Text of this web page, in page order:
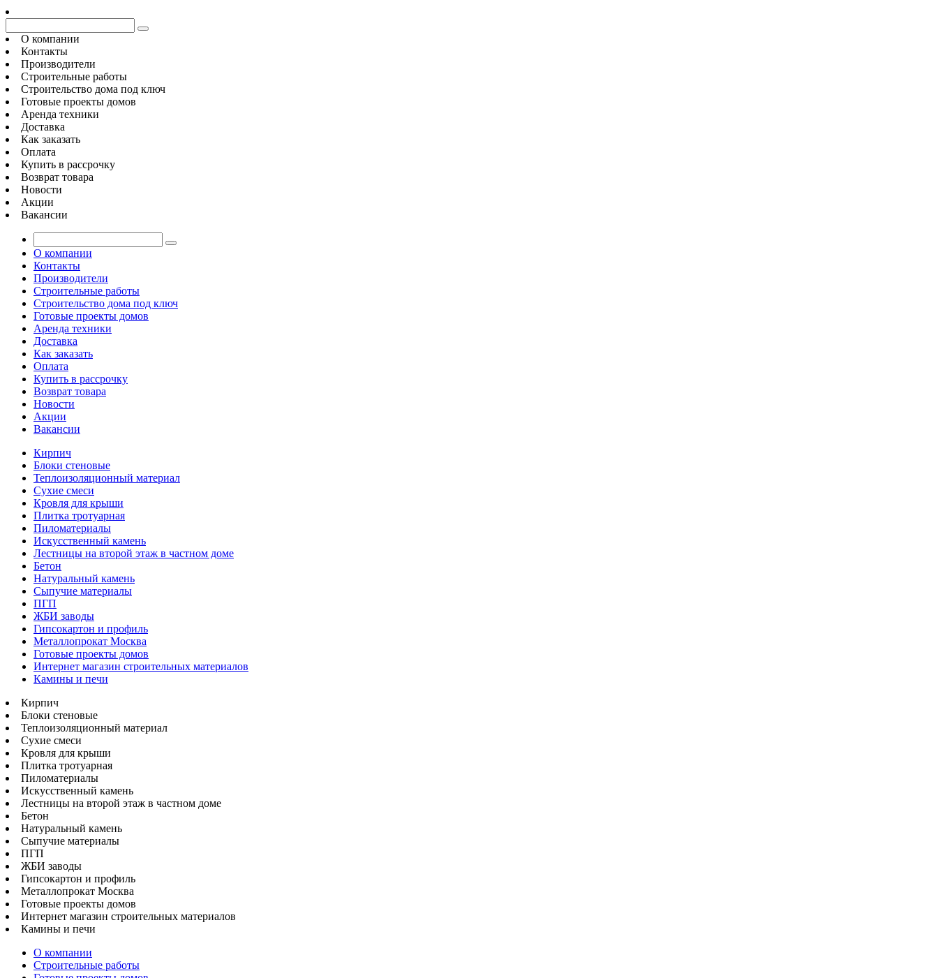
О компании
Контакты
Производители
Строительные работы
Строительство дома под ключ
Готовые проекты домов
Аренда техники
Доставка
Как заказать
Оплата
Купить в рассрочку
Возврат товара
Новости
Акции
Вакансии
О компании
Контакты
Производители
Строительные работы
Строительство дома под ключ
Готовые проекты домов
Аренда техники
Доставка
Как заказать
Оплата
Купить в рассрочку
Возврат товара
Новости
Акции
Вакансии
Кирпич
Блоки стеновые
Теплоизоляционный материал
Сухие смеси
Кровля для крыши
Плитка тротуарная
Пиломатериалы
Искусственный камень
Лестницы на второй этаж в частном доме
Бетон
Натуральный камень
Сыпучие материалы
ПГП
ЖБИ заводы
Гипсокартон и профиль
Металлопрокат Москва
Готовые проекты домов
Интернет магазин строительных материалов
Камины и печи
Кирпич
Блоки стеновые
Теплоизоляционный материал
Сухие смеси
Кровля для крыши
Плитка тротуарная
Пиломатериалы
Искусственный камень
Лестницы на второй этаж в частном доме
Бетон
Натуральный камень
Сыпучие материалы
ПГП
ЖБИ заводы
Гипсокартон и профиль
Металлопрокат Москва
Готовые проекты домов
Интернет магазин строительных материалов
Камины и печи
О компании
Строительные работы